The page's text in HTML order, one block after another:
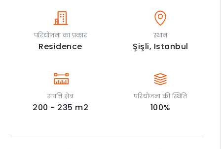
परियोजना का प्रकार
Residence
स्थान
Şişli, Istanbul
संपत्ति क्षेत्र
200 - 235 m2
परियोजना की स्थिति
100%